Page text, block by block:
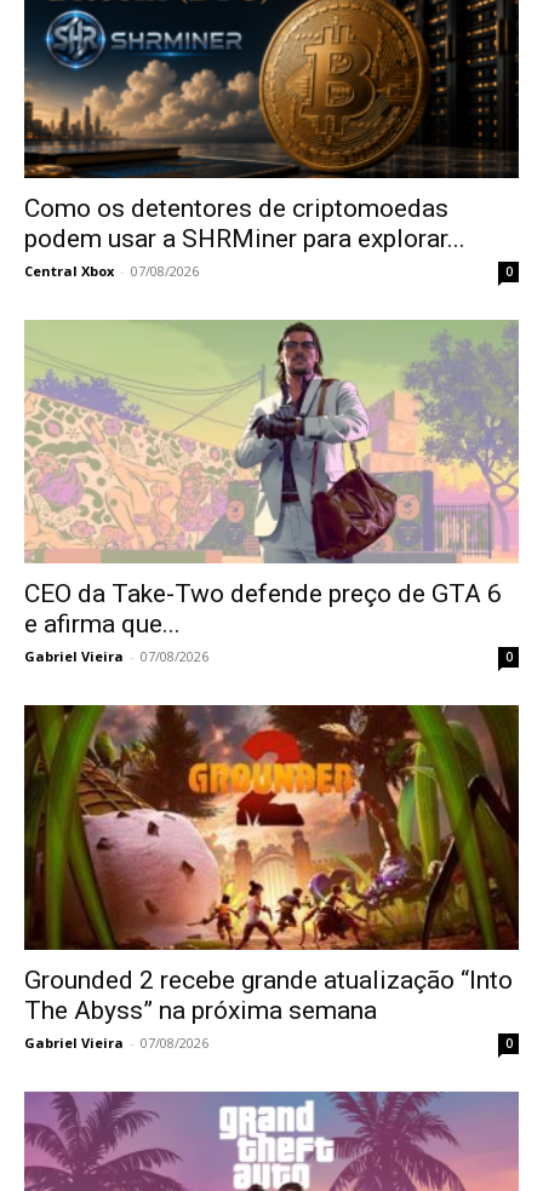
Como os detentores de criptomoedas
podem usar a SHRMiner para explorar...
Central Xbox - 07/08/2026 0
CEO da Take-Two defende preço de GTA 6
e afirma que...
Gabriel Vieira - 07/08/2026 0
Grounded 2 recebe grande atualização “Into
The Abyss” na próxima semana
Gabriel Vieira - 07/08/2026 0